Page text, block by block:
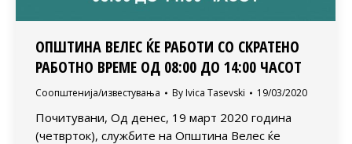
ОПШТИНА ВЕЛЕС ЌЕ РАБОТИ СО СКРАТЕНО
РАБОТНО ВРЕМЕ ОД 08:00 ДО 14:00 ЧАСОТ
Соопштенија/известувања By Ivica Tasevski 19/03/2020
Почитувани, Од денес, 19 март 2020 година
(четврток), службите на Општина Велес ќе